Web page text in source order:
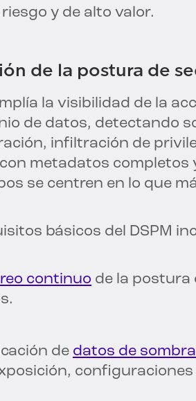
y de alto valor.
de la postura de
la visibilidad de la
de datos, detectando
infiltración de
metadatos completos
se centren en lo que
básicos del DSPM
continuo de la postura
de datos de sombra